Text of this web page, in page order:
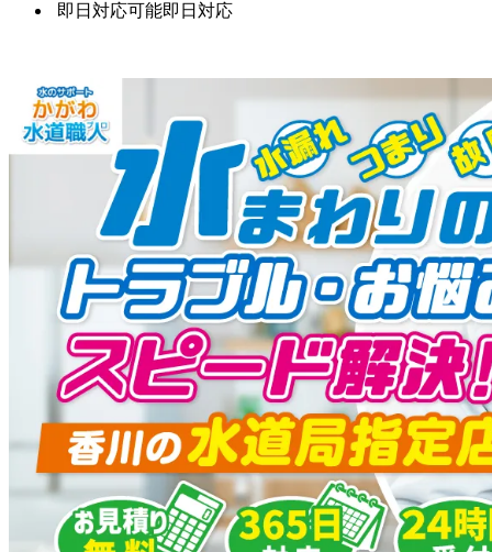
即日対応可能即日対応